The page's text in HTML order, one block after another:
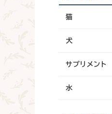
猫
犬
サプリメント
水